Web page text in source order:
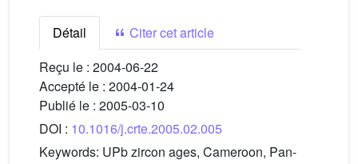
Détail
Citer cet article
Reçu le : 2004-06-22
Accepté le : 2004-01-24
Publié le : 2005-03-10
DOI : 10.1016/j.crte.2005.02.005
Keywords: UPb zircon ages, Cameroon, Pan-